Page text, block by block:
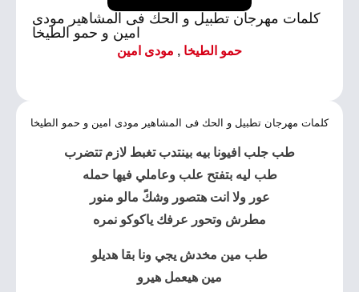
كلمات مهرجان تطبيل و الحك فى المشاهير مودى
امين و حمو الطيخا
حمو الطيخا , مودى امين
كلمات مهرجان تطبيل و الحك فى المشاهير مودى امين و حمو الطيخا
طب جلب افيونا بيه بينتدب تغبط لازم تتضرب
طب ليه بتفتح علب وعاملي فيها حمله
عور ولا انت هتصور وشكً مالو منور
مطرش وتحور عرفك ياكوكو نمره
طب مين مخدش يجي ونا بقا هديلو
مين هيعمل هيرو